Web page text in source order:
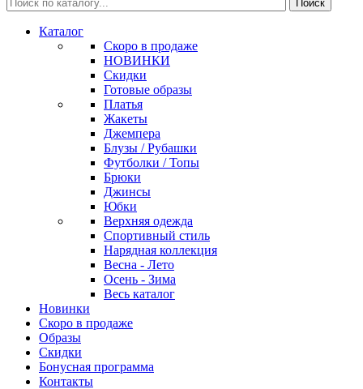
Каталог
Скоро в продаже
НОВИНКИ
Скидки
Готовые образы
Платья
Жакеты
Джемпера
Блузы / Рубашки
Футболки / Топы
Брюки
Джинсы
Юбки
Верхняя одежда
Спортивный стиль
Нарядная коллекция
Весна - Лето
Осень - Зима
Весь каталог
Новинки
Скоро в продаже
Образы
Скидки
Бонусная программа
Контакты